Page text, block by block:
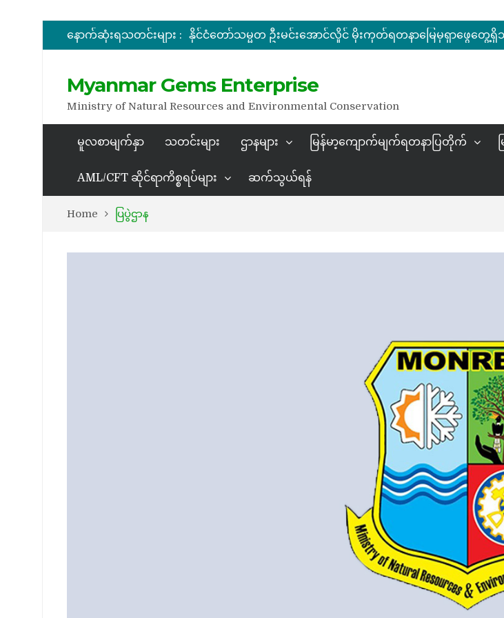
နောက်ဆုံးရသတင်းများ :
အိတ်ဖွင့်တင်ဒါခေါ်ယူခြင်း
Myanmar Gems Enterprise
Ministry of Natural Resources and Environmental Conservation
မူလစာမျက်နှာ သတင်းများ ဌာနများ မြန်မာ့ကျောက်မျက်ရတနာပြတိုက်
AML/CFT ဆိုင်ရာကိစ္စရပ်များ ဆက်သွယ်ရန်
Home ပြပွဲဌာန